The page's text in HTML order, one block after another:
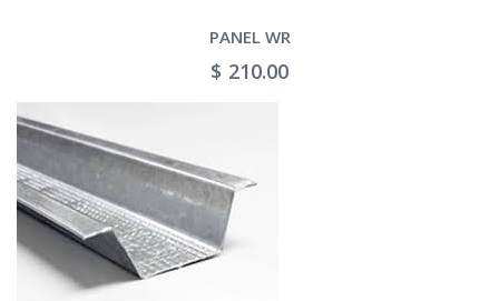
PANEL WR
$ 210.00